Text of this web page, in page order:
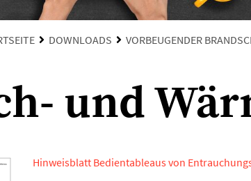
DOWNLOADS VORBEUGENDER
und
Hinweisblatt Bedientableaus von